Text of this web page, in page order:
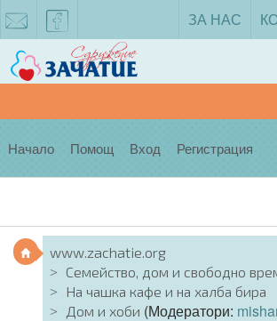
facebook
ЗА НАС
Начало Помощ Вход Регистрация
www.zachatie.org
Семейство, дом и свободно
На чашка кафе и на халба бира
Дом и хоби (Модератори: